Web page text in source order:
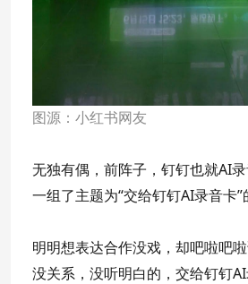
图源：小红书网友
无独有偶，前阵子，钉钉也就AI
一组了主题为“交给钉钉AI录音卡”
明明想表达合作没戏，却吧啦吧啦
没关系，没听明白的，交给钉钉AI